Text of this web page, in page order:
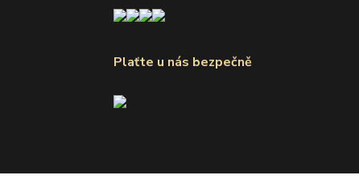
Plaťte u nás bezpečně